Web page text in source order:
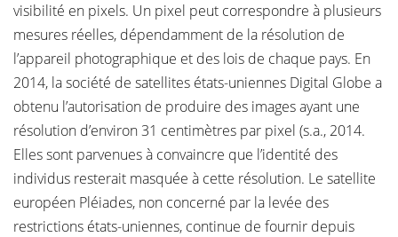
visibilité en pixels. Un pixel peut correspondre à plusieurs
mesures réelles, dépendamment de la résolution de
l’appareil photographique et des lois de chaque pays. En
2014, la société de satellites états-uniennes Digital Globe a
obtenu l’autorisation de produire des images ayant une
résolution d’environ 31 centimètres par pixel (s.a., 2014.
Elles sont parvenues à convaincre que l’identité des
individus resterait masquée à cette résolution. Le satellite
européen Pléiades, non concerné par la levée des
restrictions états-uniennes, continue de fournir depuis